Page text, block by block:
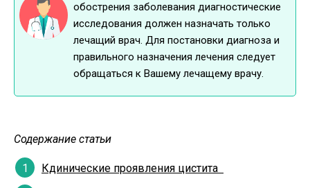
обострения заболевания диагностические
исследования должен назначать только
лечащий врач. Для постановки диагноза и
правильного назначения лечения следует
обращаться к Вашему лечащему врачу.
Содержание статьи
Кдинические проявления цистита